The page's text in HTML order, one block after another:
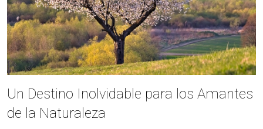
Un Destino Inolvidable para los Amantes
de la Naturaleza